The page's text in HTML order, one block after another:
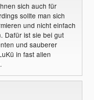
sich auch für
sollte man sich
und nicht einfach
Dafür ist sie bei gut
und sauberer
in fast allen